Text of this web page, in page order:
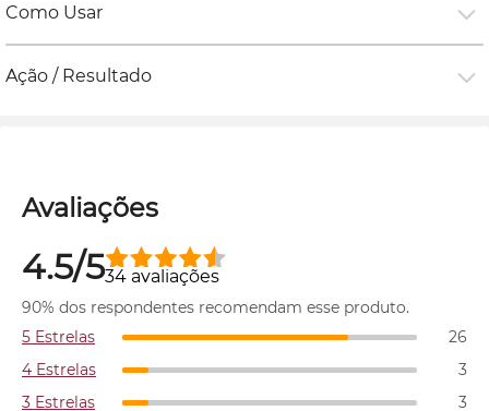
Como Usar
Ação / Resultado
Avaliações
4.5/534 avaliações
90% dos respondentes recomendam esse produto.
5 Estrelas
26
4 Estrelas
3
3 Estrelas
3